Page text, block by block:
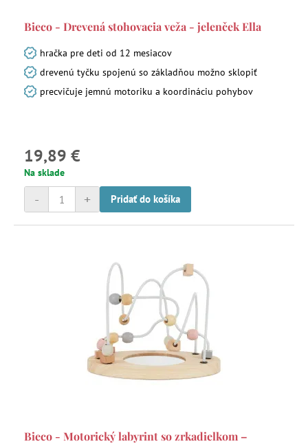
Bieco - Drevená stohovacia veža - jelenček Ella
hračka pre deti od 12 mesiacov
drevenú tyčku spojenú so základňou možno sklopiť
precvičuje jemnú motoriku a koordináciu pohybov
19,89 €
Na sklade
+
- Pridať do košíka
Bieco - Motorický labyrint so zrkadielkom –